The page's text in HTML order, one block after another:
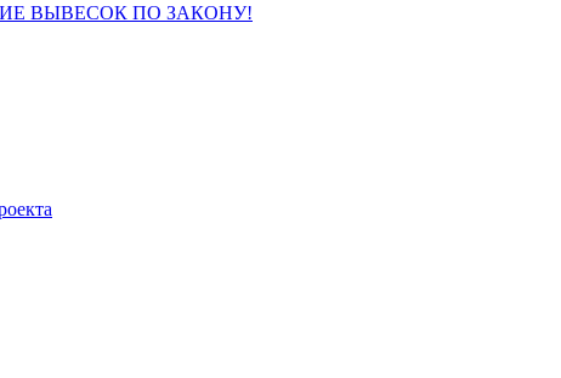
ВЫВЕСОК ПО ЗАКОНУ!